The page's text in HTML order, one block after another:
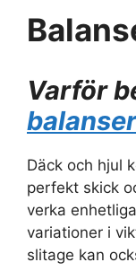
Varför
Däck och hjul
perfekt skick
verka
variationer i
slitage kan